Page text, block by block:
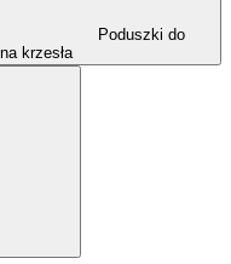
Poduszki do
krzesła